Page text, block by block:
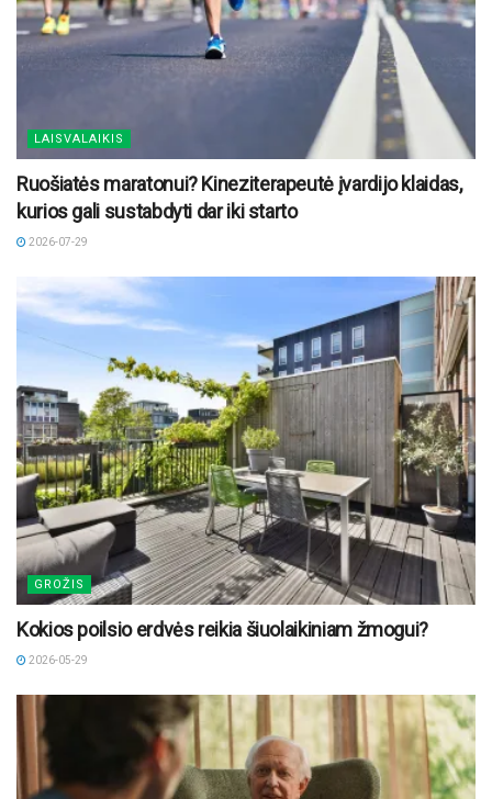
LAISVALAIKIS
Ruošiatės maratonui? Kineziterapeutė įvardijo klaidas,
kurios gali sustabdyti dar iki starto
2026-07-29
GROŽIS
Kokios poilsio erdvės reikia šiuolaikiniam žmogui?
2026-05-29